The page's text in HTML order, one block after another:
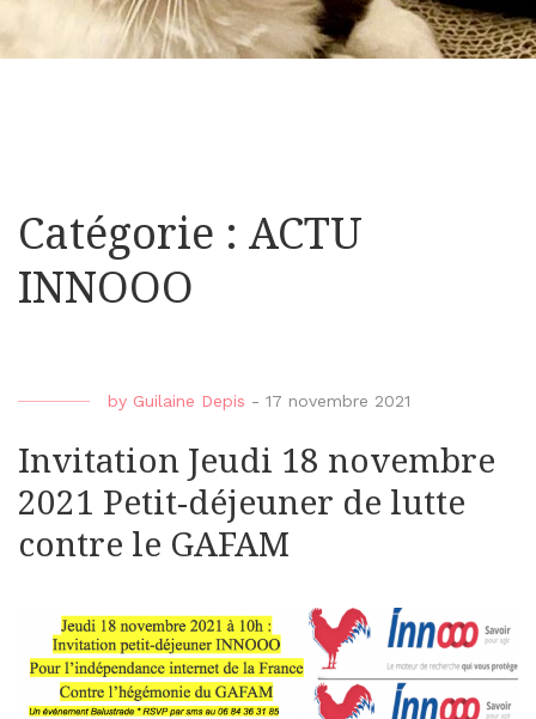
Catégorie : ACTU
INNOOO
by Guilaine Depis - 17 novembre 2021
Invitation Jeudi 18 novembre
2021 Petit-déjeuner de lutte
contre le GAFAM